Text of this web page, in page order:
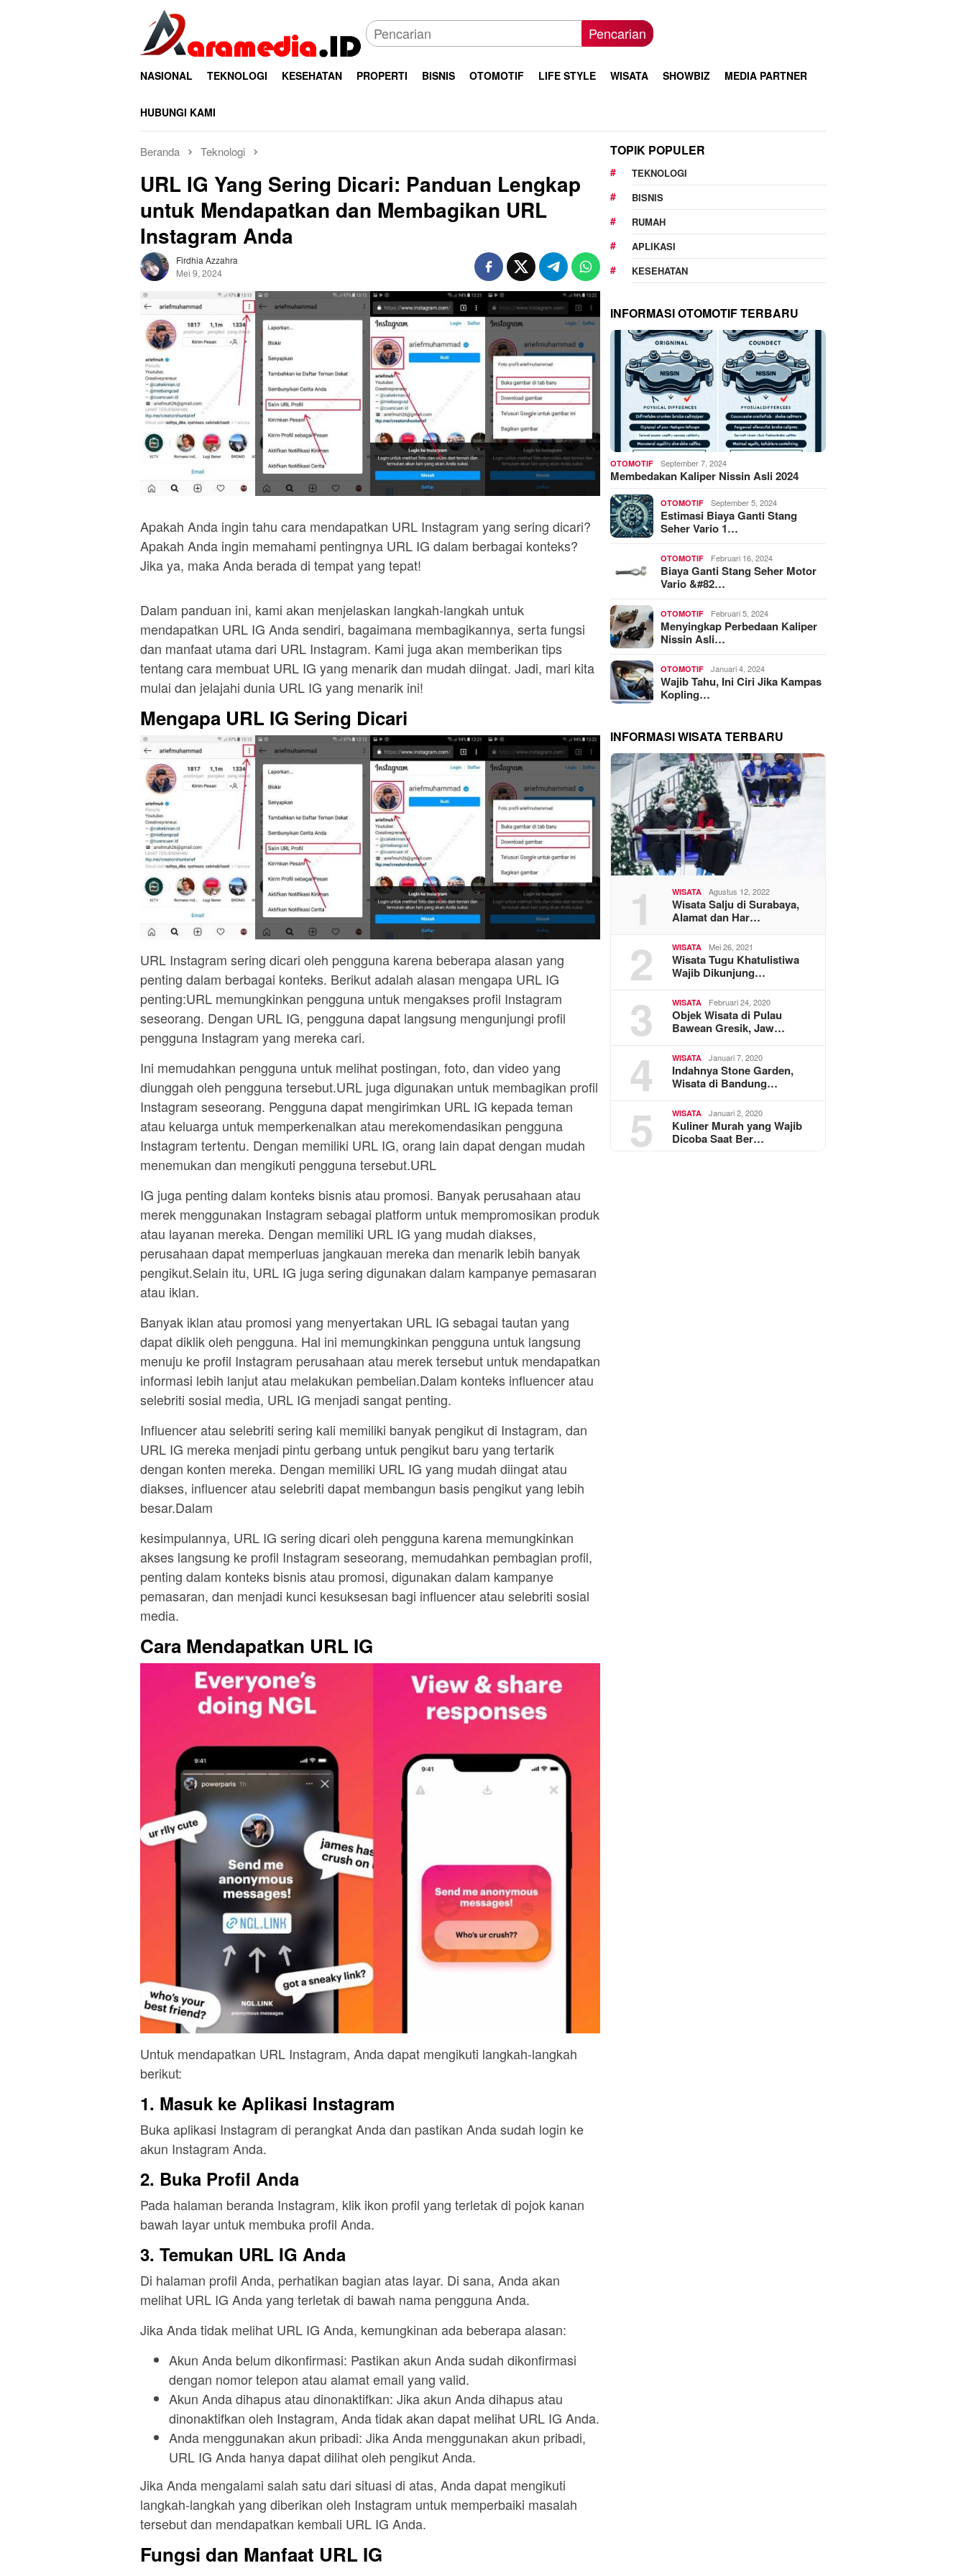
Pencarian
NASIONAL TEKNOLOGI KESEHATAN PROPERTI BISNIS OTOMOTIF LIFE STYLE WISATA SHOWBIZ MEDIA PARTNER
HUBUNGI KAMI
Beranda Teknologi
URL IG Yang Sering Dicari: Panduan Lengkap
untuk Mendapatkan dan Membagikan URL
Instagram Anda
Firdhia Azzahra
Mei 9, 2024
Apakah Anda ingin tahu cara mendapatkan URL Instagram yang sering dicari?
Apakah Anda ingin memahami pentingnya URL IG dalam berbagai konteks?
Jika ya, maka Anda berada di tempat yang tepat!
Dalam panduan ini, kami akan menjelaskan langkah-langkah untuk
mendapatkan URL IG Anda sendiri, bagaimana membagikannya, serta fungsi
dan manfaat utama dari URL Instagram. Kami juga akan memberikan tips
tentang cara membuat URL IG yang menarik dan mudah diingat. Jadi, mari kita
mulai dan jelajahi dunia URL IG yang menarik ini!
Mengapa URL IG Sering Dicari
URL Instagram sering dicari oleh pengguna karena beberapa alasan yang
penting dalam berbagai konteks. Berikut adalah alasan mengapa URL IG
penting:URL memungkinkan pengguna untuk mengakses profil Instagram
seseorang. Dengan URL IG, pengguna dapat langsung mengunjungi profil
pengguna Instagram yang mereka cari.
Ini memudahkan pengguna untuk melihat postingan, foto, dan video yang
diunggah oleh pengguna tersebut.URL juga digunakan untuk membagikan profil
Instagram seseorang. Pengguna dapat mengirimkan URL IG kepada teman
atau keluarga untuk memperkenalkan atau merekomendasikan pengguna
Instagram tertentu. Dengan memiliki URL IG, orang lain dapat dengan mudah
menemukan dan mengikuti pengguna tersebut.URL
IG juga penting dalam konteks bisnis atau promosi. Banyak perusahaan atau
merek menggunakan Instagram sebagai platform untuk mempromosikan produk
atau layanan mereka. Dengan memiliki URL IG yang mudah diakses,
perusahaan dapat memperluas jangkauan mereka dan menarik lebih banyak
pengikut.Selain itu, URL IG juga sering digunakan dalam kampanye pemasaran
atau iklan.
Banyak iklan atau promosi yang menyertakan URL IG sebagai tautan yang
dapat diklik oleh pengguna. Hal ini memungkinkan pengguna untuk langsung
menuju ke profil Instagram perusahaan atau merek tersebut untuk mendapatkan
informasi lebih lanjut atau melakukan pembelian.Dalam konteks influencer atau
selebriti sosial media, URL IG menjadi sangat penting.
Influencer atau selebriti sering kali memiliki banyak pengikut di Instagram, dan
URL IG mereka menjadi pintu gerbang untuk pengikut baru yang tertarik
dengan konten mereka. Dengan memiliki URL IG yang mudah diingat atau
diakses, influencer atau selebriti dapat membangun basis pengikut yang lebih
besar.Dalam
kesimpulannya, URL IG sering dicari oleh pengguna karena memungkinkan
akses langsung ke profil Instagram seseorang, memudahkan pembagian profil,
penting dalam konteks bisnis atau promosi, digunakan dalam kampanye
pemasaran, dan menjadi kunci kesuksesan bagi influencer atau selebriti sosial
media.
Cara Mendapatkan URL IG
Untuk mendapatkan URL Instagram, Anda dapat mengikuti langkah-langkah
berikut:
1. Masuk ke Aplikasi Instagram
Buka aplikasi Instagram di perangkat Anda dan pastikan Anda sudah login ke
akun Instagram Anda.
2. Buka Profil Anda
Pada halaman beranda Instagram, klik ikon profil yang terletak di pojok kanan
bawah layar untuk membuka profil Anda.
3. Temukan URL IG Anda
Di halaman profil Anda, perhatikan bagian atas layar. Di sana, Anda akan
melihat URL IG Anda yang terletak di bawah nama pengguna Anda.
Jika Anda tidak melihat URL IG Anda, kemungkinan ada beberapa alasan:
Akun Anda belum dikonfirmasi: Pastikan akun Anda sudah dikonfirmasi
dengan nomor telepon atau alamat email yang valid.
Akun Anda dihapus atau dinonaktifkan: Jika akun Anda dihapus atau
dinonaktifkan oleh Instagram, Anda tidak akan dapat melihat URL IG Anda.
Anda menggunakan akun pribadi: Jika Anda menggunakan akun pribadi,
URL IG Anda hanya dapat dilihat oleh pengikut Anda.
Jika Anda mengalami salah satu dari situasi di atas, Anda dapat mengikuti
langkah-langkah yang diberikan oleh Instagram untuk memperbaiki masalah
tersebut dan mendapatkan kembali URL IG Anda.
Fungsi dan Manfaat URL IG
TOPIK POPULER
TEKNOLOGI
BISNIS
RUMAH
APLIKASI
KESEHATAN
INFORMASI OTOMOTIF TERBARU
OTOMOTIF September 7, 2024
Membedakan Kaliper Nissin Asli 2024
OTOMOTIF September 5, 2024
Estimasi Biaya Ganti Stang
Seher Vario 1…
OTOMOTIF Februari 16, 2024
Biaya Ganti Stang Seher Motor
Vario &#82…
OTOMOTIF Februari 5, 2024
Menyingkap Perbedaan Kaliper
Nissin Asli…
OTOMOTIF Januari 4, 2024
Wajib Tahu, Ini Ciri Jika Kampas
Kopling…
INFORMASI WISATA TERBARU
1 WISATA Agustus 12, 2022
Wisata Salju di Surabaya,
Alamat dan Har…
2 WISATA Mei 26, 2021
Wisata Tugu Khatulistiwa
Wajib Dikunjung…
3 WISATA Februari 24, 2020
Objek Wisata di Pulau
Bawean Gresik, Jaw…
4 WISATA Januari 7, 2020
Indahnya Stone Garden,
Wisata di Bandung…
5 WISATA Januari 2, 2020
Kuliner Murah yang Wajib
Dicoba Saat Ber…